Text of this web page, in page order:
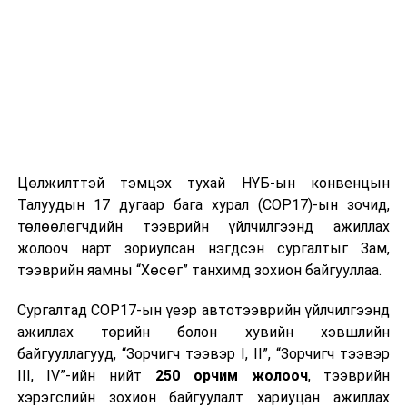
15-нд баруун аймгуудын нутгийн зарим газар, төвийн
аймгуудын нутгийн баруун, зүүн аймгуудын нутгийн
зүүн хэсгээр, 16-нд баруун болон төвийн аймгуудын
ихэнх нутаг, говийн аймгуудын нутгийн баруун
хэсгээр, 17-нд баруун болон говийн аймгуудын
зүүн аймгуудын нутгийн зарим газраар, 18-нд баруун,
төвийн аймгуудын нутгийн хойд хэсэг, зүүн
аймгуудын ихэнх нутгаар бороо, дуу цахилгаантай
аадар бороо орно. Салхи ихэнх хугацаанд секундэд 5-
10 метр, 15-нд Алтайн уулархаг нутгаар, 16-нд
Цөлжилттэй тэмцэх тухай НҮБ-ын конвенцын
Талуудын 17 дугаар бага хурал (COP17)-ын зочид,
төлөөлөгчдийн тээврийн үйлчилгээнд ажиллах
жолооч нарт зориулсан нэгдсэн сургалтыг Зам,
тээврийн яамны “Хөсөг” танхимд зохион байгууллаа.
Сургалтад COP17-ын үеэр автотээврийн үйлчилгээнд
ажиллах төрийн болон хувийн хэвшлийн
байгууллагууд, “Зорчигч тээвэр I, II”, “Зорчигч тээвэр
III, IV”-ийн нийт 250 орчим жолооч, тээврийн
хэрэгслийн зохион байгуулалт хариуцан ажиллах